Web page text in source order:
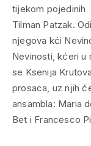
tijekom pojedinih
Tilman Patzak.
njegova kći
Nevinosti, kćeri u
se Ksenija
prosaca, uz njih
ansambla: Maria
Bet i Francesco